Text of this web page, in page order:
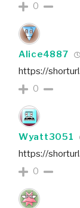
0
Alice4887
https://
0
Wyatt3051
https://
0